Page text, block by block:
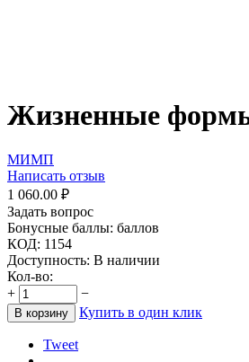
Жизненные
МИМП
Написать отзыв
1 060.00 ₽
Задать вопрос
Бонусные баллы: баллов
КОД: 1154
Доступность: В наличии
Кол-во:
+
−
В корзину Купить в один клик
Tweet